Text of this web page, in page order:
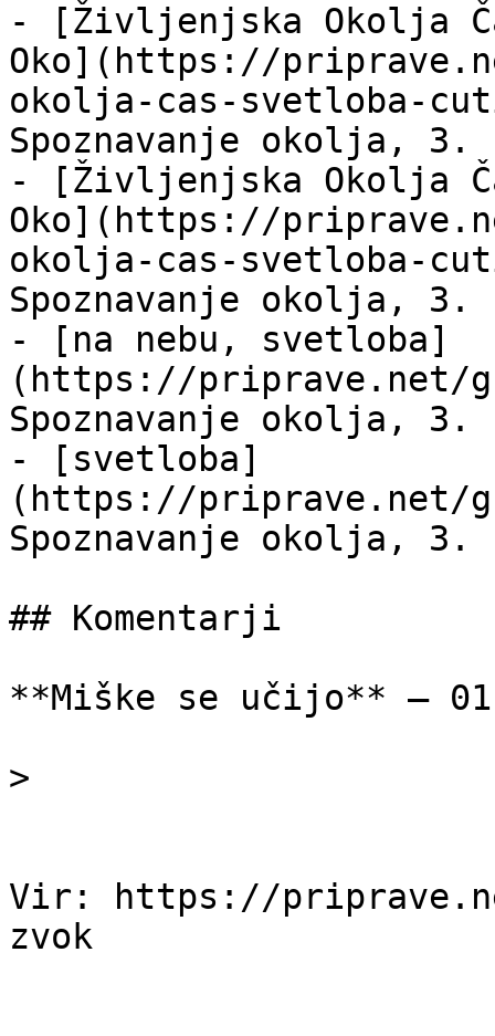
- [Življenjska Okolja
Oko](https://
okolja-cas-svetloba-
Spoznavanje okolja, 3.
- [Življenjska Okolja
Oko](https://
okolja-cas-svetloba-
Spoznavanje okolja, 3.
- [na nebu, svetloba]
(https://priprave.net/
Spoznavanje okolja, 3.
- [svetloba]
(https://priprave.net/
Spoznavanje okolja, 3.
## Komentarji
**Miške se učijo** —
>
Vir: https://